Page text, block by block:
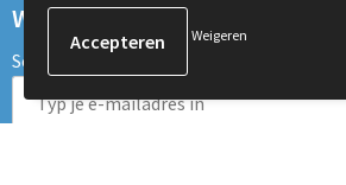
Wil je onze nieuwsbrief
Schrijf je dan nu in voor de nieuwsbrief!
Weigeren